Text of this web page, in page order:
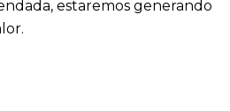
estaremos generando